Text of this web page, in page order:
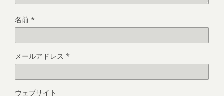
名前 *
メールアドレス *
ウェブサイト